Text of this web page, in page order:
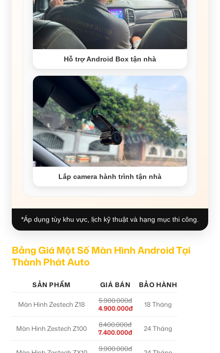
Hỗ trợ Android Box tận nhà
Lắp camera hành trình tận nhà
*Áp dụng tùy khu vực, lịch kỹ thuật và hạng mục thi công.
Bảng Giá Một Số Màn Hình Android Tại
Thành Phát Auto
SẢN PHẨM GIÁ BÁN BẢO HÀNH
Màn Hình Zestech Z18
5.900.000đ
4.900.000đ
18 Tháng
Màn Hình Zestech Z100
8.400.000đ
7.400.000đ
24 Tháng
9.900.000đ